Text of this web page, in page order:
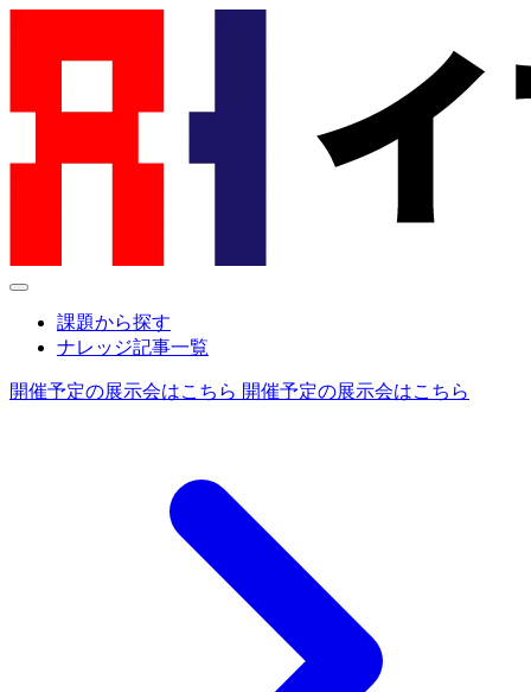
課題から探す
ナレッジ記事一覧
開催予定の展示会はこちら 開催予定の展示会はこちら